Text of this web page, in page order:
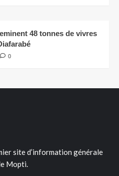
48 tonnes de vivres
0
site d’information générale
Mopti.